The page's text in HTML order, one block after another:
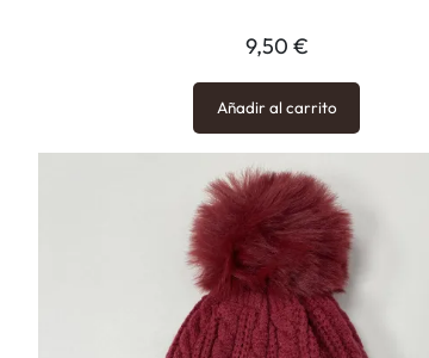
9,50 €
Añadir al carrito